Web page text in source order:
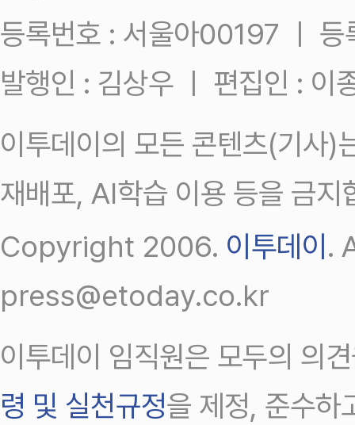
등록번호 : 서울아00197 ㅣ
발행인 : 김상우 ㅣ 편집인 : 이
이투데이의 모든 콘텐츠(기사)
재배포, AI학습 이용 등을 금지
Copyright 2006. 이투데이 .
press@etoday.co.kr
이투데이 임직원은 모두의 의
령 및 실천규정을 제정, 준수하